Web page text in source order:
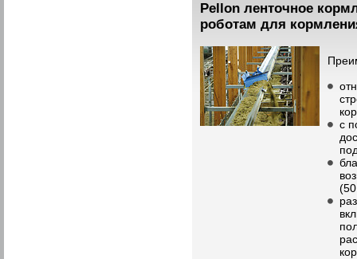
Pellon ленточное
роботам для
с